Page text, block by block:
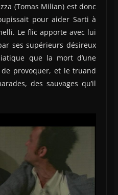
(Tomas Milian) est donc
pour aider Sarti à
Le flic apporte avec lui
ses supérieurs désireux
que la mort d’une
provoquer, et le truand
des sauvages qu’il